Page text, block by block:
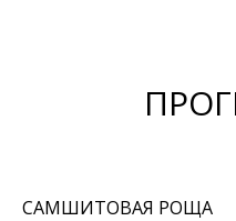
САМШИТОВАЯ РОЩА